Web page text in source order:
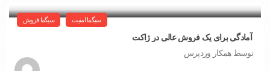
سیگما امنیت سیگما فروش
آمادگی برای یک فروش عالی در ژاکت
توسط همکار وردپرس